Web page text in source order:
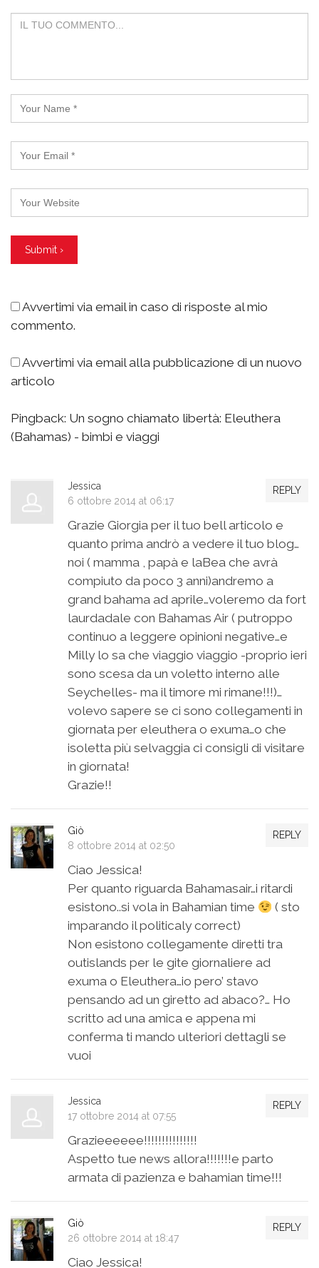
Avvertimi via email in caso di risposte al mio
commento.
Avvertimi via email alla pubblicazione di un nuovo
articolo
Pingback: Un sogno chiamato libertà: Eleuthera
(Bahamas) - bimbi e viaggi
REPLY
Jessica
6 ottobre 2014 at 06:17
Grazie Giorgia per il tuo bell articolo e
quanto prima andrò a vedere il tuo blog…
noi ( mamma , papà e laBea che avrà
compiuto da poco 3 anni)andremo a
grand bahama ad aprile…voleremo da fort
laurdadale con Bahamas Air ( putroppo
continuo a leggere opinioni negative…e
Milly lo sa che viaggio viaggio -proprio ieri
sono scesa da un voletto interno alle
Seychelles- ma il timore mi rimane!!!)…
volevo sapere se ci sono collegamenti in
giornata per eleuthera o exuma…o che
isoletta più selvaggia ci consigli di visitare
in giornata!
Grazie!!
REPLY
Giò
8 ottobre 2014 at 02:50
Ciao Jessica!
Per quanto riguarda Bahamasair…i ritardi
esistono..si vola in Bahamian time
( sto
imparando il politicaly correct)
Non esistono collegamente diretti tra
outislands per le gite giornaliere ad
exuma o Eleuthera…io pero’ stavo
pensando ad un giretto ad abaco?… Ho
scritto ad una amica e appena mi
conferma ti mando ulteriori dettagli se
vuoi
REPLY
Jessica
17 ottobre 2014 at 07:55
Grazieeeeee!!!!!!!!!!!!!!!
Aspetto tue news allora!!!!!!!e parto
armata di pazienza e bahamian time!!!
REPLY
Giò
26 ottobre 2014 at 18:47
Ciao Jessica!